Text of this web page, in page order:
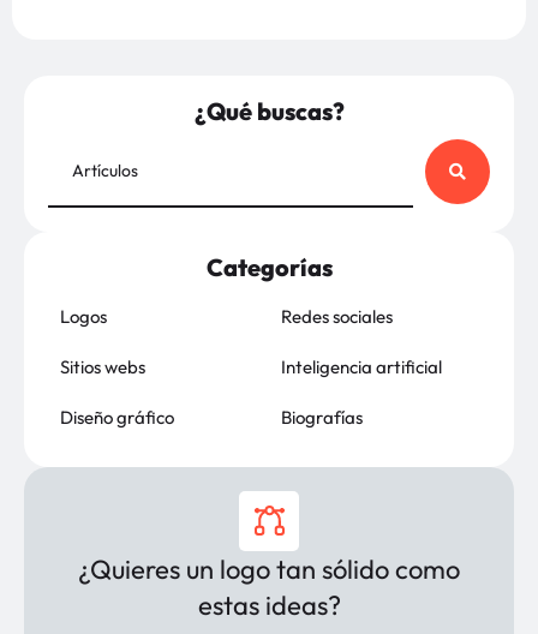
¿Qué buscas?
Categorías
Logos
Sitios webs
Diseño gráfico
Redes sociales
Inteligencia artificial
Biografías
¿Quieres un logo tan sólido como
estas ideas?